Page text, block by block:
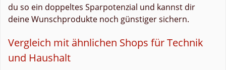
du so ein doppeltes Sparpotenzial und kannst dir
deine Wunschprodukte noch günstiger sichern.
Vergleich mit ähnlichen Shops für Technik
und Haushalt